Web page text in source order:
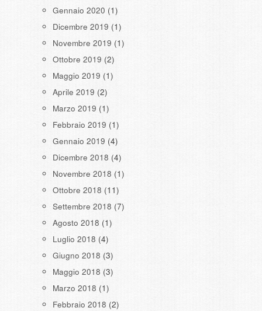
Gennaio 2020 (1)
Dicembre 2019 (1)
Novembre 2019 (1)
Ottobre 2019 (2)
Maggio 2019 (1)
Aprile 2019 (2)
Marzo 2019 (1)
Febbraio 2019 (1)
Gennaio 2019 (4)
Dicembre 2018 (4)
Novembre 2018 (1)
Ottobre 2018 (11)
Settembre 2018 (7)
Agosto 2018 (1)
Luglio 2018 (4)
Giugno 2018 (3)
Maggio 2018 (3)
Marzo 2018 (1)
Febbraio 2018 (2)